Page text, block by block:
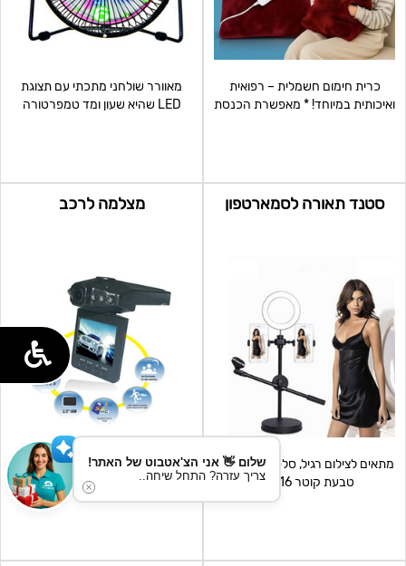
כרית חימום חשמלית – רפואית
ואיכותית במיוחד! * מאפשרת הכנסת
מאוורר שולחני מתכתי עם תצוגת
LED שהיא שעון ומד טמפרטורה
סטנד תאורה לסמארטפון
מתאים לצילום רגיל, סלפי וצילום וידאו
טבעת קוטר 16 ס"מ
מצלמה לרכב
מצלמת רכב לשמירה על הבטיחות
ולתעוד אירועים בזמן הנסיעה צג
LCD בגודל “2.5. כרט
שלום 👋 אני הצ'אטבוט של האתר!
צריך עזרה? התחל שיחה..